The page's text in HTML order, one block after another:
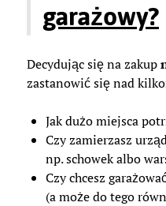
garażowy?
Decydując się na zakup
zastanowić się nad
Jak dużo miejsca
Czy zamierzasz
np. schowek albo
Czy chcesz
(a może do tego